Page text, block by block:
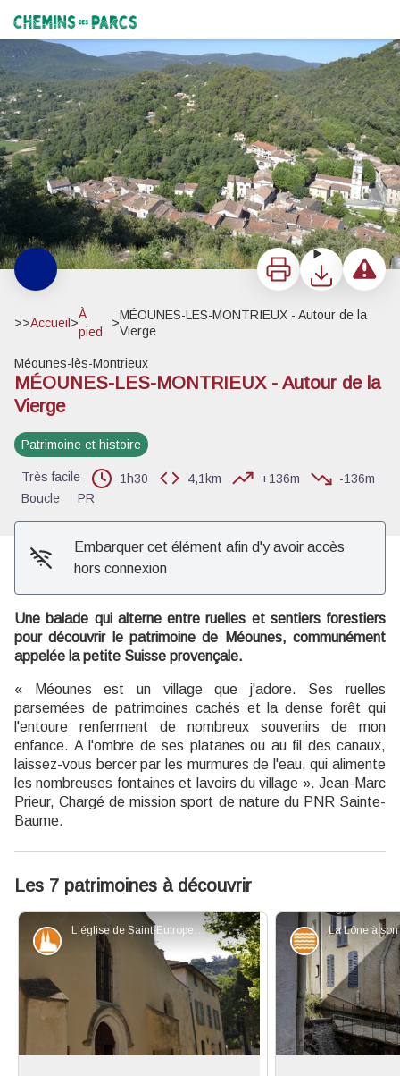
Chemins des Parcs
ImprimerTéléchargerSignaler
>>Accueil >
À
pied
>
MÉOUNES-LES-MONTRIEUX - Autour de la
Vierge
Méounes-lès-Montrieux
MÉOUNES-LES-MONTRIEUX - Autour de la
Vierge
Patrimoine et histoire
Très facile 1h30 4,1km +136m
-136m
Boucle
PR
Embarquer cet élément afin d'y avoir accès
hors connexion
Une balade qui alterne entre ruelles et sentiers forestiers
pour découvrir le patrimoine de Méounes, communément
appelée la petite Suisse provençale.
« Méounes est un village que j'adore. Ses ruelles
parsemées de patrimoines cachés et la dense forêt qui
l'entoure renferment de nombreux souvenirs de mon
enfance. A l'ombre de ses platanes ou au fil des canaux,
laissez-vous bercer par les murmures de l'eau, qui alimente
les nombreuses fontaines et lavoirs du village ». Jean-Marc
Prieur, Chargé de mission sport de nature du PNR Sainte-
Baume.
Les 7 patrimoines à découvrir
L'église de Saint-Eutrope - Andrea Fernandez - PNR Sainte-Baume
Patrimoine et histoire Eaux et